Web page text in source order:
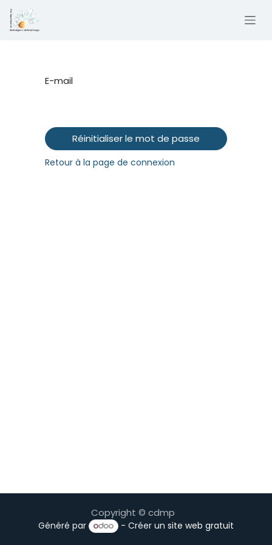
Se rendre au contenu
E-mail
Réinitialiser le mot de passe
Retour à la page de connexion
Copyright © cdmp
Généré par - Créer un site web gratuit